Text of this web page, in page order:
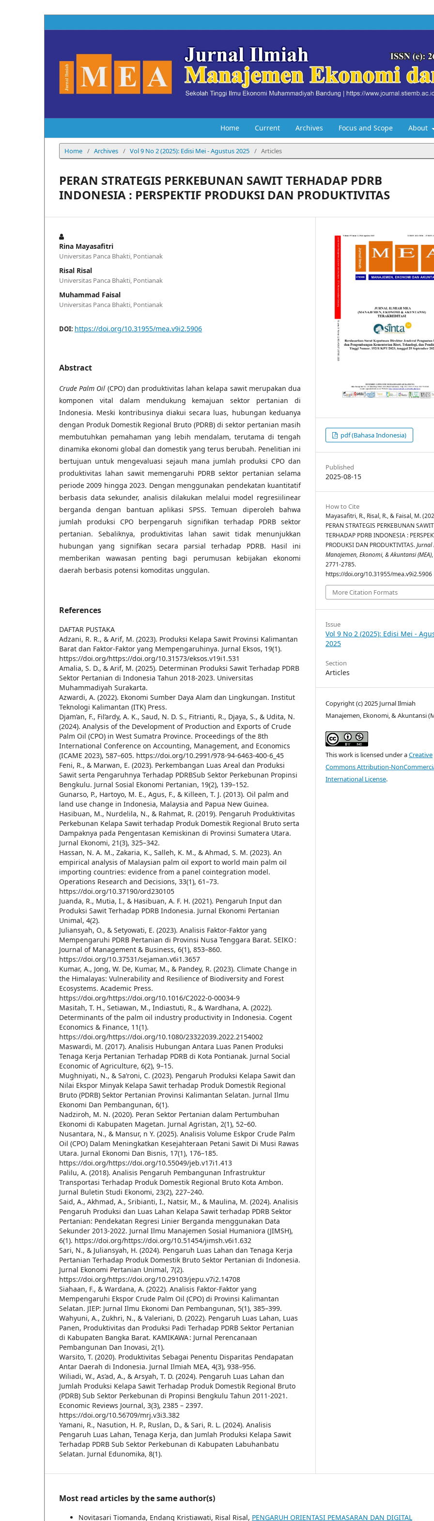
Home Current Archives Focus and Scope About
Home / Archives / Vol 9 No 2 (2025): Edisi Mei - Agustus 2025 / Articles
PERAN STRATEGIS PERKEBUNAN SAWIT TERHADAP PDRB
INDONESIA : PERSPEKTIF PRODUKSI DAN PRODUKTIVITAS
Rina Mayasafitri
Universitas Panca Bhakti, Pontianak
Risal Risal
Universitas Panca Bhakti, Pontianak
Muhammad Faisal
Universitas Panca Bhakti, Pontianak
DOI: https://doi.org/10.31955/mea.v9i2.5906
Abstract
Crude Palm Oil (CPO) dan produktivitas lahan kelapa sawit merupakan dua
komponen vital dalam mendukung kemajuan sektor pertanian di
Indonesia. Meski kontribusinya diakui secara luas, hubungan keduanya
dengan Produk Domestik Regional Bruto (PDRB) di sektor pertanian masih
membutuhkan pemahaman yang lebih mendalam, terutama di tengah
dinamika ekonomi global dan domestik yang terus berubah. Penelitian ini
bertujuan untuk mengevaluasi sejauh mana jumlah produksi CPO dan
produktivitas lahan sawit memengaruhi PDRB sektor pertanian selama
periode 2009 hingga 2023. Dengan menggunakan pendekatan kuantitatif
berbasis data sekunder, analisis dilakukan melalui model regresiilinear
berganda dengan bantuan aplikasi SPSS. Temuan diperoleh bahwa
jumlah produksi CPO berpengaruh signifikan terhadap PDRB sektor
pertanian. Sebaliknya, produktivitas lahan sawit tidak menunjukkan
hubungan yang signifikan secara parsial terhadap PDRB. Hasil ini
memberikan wawasan penting bagi perumusan kebijakan ekonomi
daerah berbasis potensi komoditas unggulan.
References
DAFTAR PUSTAKA
Adzani, R. R., & Arif, M. (2023). Produksi Kelapa Sawit Provinsi Kalimantan
Barat dan Faktor-Faktor yang Mempengaruhinya. Jurnal Eksos, 19(1).
https://doi.org/https://doi.org/10.31573/eksos.v19i1.531
Amalia, S. D., & Arif, M. (2025). Determinan Produksi Sawit Terhadap PDRB
Sektor Pertanian di Indonesia Tahun 2018-2023. Universitas
Muhammadiyah Surakarta.
Azwardi, A. (2022). Ekonomi Sumber Daya Alam dan Lingkungan. Institut
Teknologi Kalimantan (ITK) Press.
Djam’an, F., Fil’ardy, A. K., Saud, N. D. S., Fitrianti, R., Djaya, S., & Udita, N.
(2024). Analysis of the Development of Production and Exports of Crude
Palm Oil (CPO) in West Sumatra Province. Proceedings of the 8th
International Conference on Accounting, Management, and Economics
(ICAME 2023), 587–605. https://doi.org/10.2991/978-94-6463-400-6_45
Feni, R., & Marwan, E. (2023). Perkembangan Luas Areal dan Produksi
Sawit serta Pengaruhnya Terhadap PDRBSub Sektor Perkebunan Propinsi
Bengkulu. Jurnal Sosial Ekonomi Pertanian, 19(2), 139–152.
Gunarso, P., Hartoyo, M. E., Agus, F., & Killeen, T. J. (2013). Oil palm and
land use change in Indonesia, Malaysia and Papua New Guinea.
Hasibuan, M., Nurdelila, N., & Rahmat, R. (2019). Pengaruh Produktivitas
Perkebunan Kelapa Sawit terhadap Produk Domestik Regional Bruto serta
Dampaknya pada Pengentasan Kemiskinan di Provinsi Sumatera Utara.
Jurnal Ekonomi, 21(3), 325–342.
Hassan, N. A. M., Zakaria, K., Salleh, K. M., & Ahmad, S. M. (2023). An
empirical analysis of Malaysian palm oil export to world main palm oil
importing countries: evidence from a panel cointegration model.
Operations Research and Decisions, 33(1), 61–73.
https://doi.org/10.37190/ord230105
Juanda, R., Mutia, I., & Hasibuan, A. F. H. (2021). Pengaruh Input dan
Produksi Sawit Terhadap PDRB Indonesia. Jurnal Ekonomi Pertanian
Unimal, 4(2).
Juliansyah, O., & Setyowati, E. (2023). Analisis Faktor-Faktor yang
Mempengaruhi PDRB Pertanian di Provinsi Nusa Tenggara Barat. SEIKO :
Journal of Management & Business, 6(1), 853–860.
https://doi.org/10.37531/sejaman.v6i1.3657
Kumar, A., Jong, W. De, Kumar, M., & Pandey, R. (2023). Climate Change in
the Himalayas: Vulnerability and Resilience of Biodiversity and Forest
Ecosystems. Academic Press.
https://doi.org/https://doi.org/10.1016/C2022-0-00034-9
Masitah, T. H., Setiawan, M., Indiastuti, R., & Wardhana, A. (2022).
Determinants of the palm oil industry productivity in Indonesia. Cogent
Economics & Finance, 11(1).
https://doi.org/https://doi.org/10.1080/23322039.2022.2154002
Maswardi, M. (2017). Analisis Hubungan Antara Luas Panen Produksi
Tenaga Kerja Pertanian Terhadap PDRB di Kota Pontianak. Jurnal Social
Economic of Agriculture, 6(2), 9–15.
Mughniyati, N., & Sa’roni, C. (2023). Pengaruh Produksi Kelapa Sawit dan
Nilai Ekspor Minyak Kelapa Sawit terhadap Produk Domestik Regional
Bruto (PDRB) Sektor Pertanian Provinsi Kalimantan Selatan. Jurnal Ilmu
Ekonomi Dan Pembangunan, 6(1).
Nadziroh, M. N. (2020). Peran Sektor Pertanian dalam Pertumbuhan
Ekonomi di Kabupaten Magetan. Jurnal Agristan, 2(1), 52–60.
Nusantara, N., & Mansur, n Y. (2025). Analisis Volume Eskpor Crude Palm
Oil (CPO) Dalam Meningkatkan Kesejahteraan Petani Sawit Di Musi Rawas
Utara. Jurnal Ekonomi Dan Bisnis, 17(1), 176–185.
https://doi.org/https://doi.org/10.55049/jeb.v17i1.413
Palilu, A. (2018). Analisis Pengaruh Pembangunan Infrastruktur
Transportasi Terhadap Produk Domestik Regional Bruto Kota Ambon.
Jurnal Buletin Studi Ekonomi, 23(2), 227–240.
Said, A., Akhmad, A., Sribianti, I., Natsir, M., & Maulina, M. (2024). Analisis
Pengaruh Produksi dan Luas Lahan Kelapa Sawit terhadap PDRB Sektor
Pertanian: Pendekatan Regresi Linier Berganda menggunakan Data
Sekunder 2013-2022. Jurnal Ilmu Manajemen Sosial Humaniora (JIMSH),
6(1). https://doi.org/https://doi.org/10.51454/jimsh.v6i1.632
Sari, N., & Juliansyah, H. (2024). Pengaruh Luas Lahan dan Tenaga Kerja
Pertanian Terhadap Produk Domestik Bruto Sektor Pertanian di Indonesia.
Jurnal Ekonomi Pertanian Unimal, 7(2).
https://doi.org/https://doi.org/10.29103/jepu.v7i2.14708
Siahaan, F., & Wardana, A. (2022). Analisis Faktor-Faktor yang
Mempengaruhi Ekspor Crude Palm Oil (CPO) di Provinsi Kalimantan
Selatan. JIEP: Jurnal Ilmu Ekonomi Dan Pembangunan, 5(1), 385–399.
Wahyuni, A., Zukhri, N., & Valeriani, D. (2022). Pengaruh Luas Lahan, Luas
Panen, Produktivitas dan Produksi Padi Terhadap PDRB Sektor Pertanian
di Kabupaten Bangka Barat. KAMIKAWA : Jurnal Perencanaan
Pembangunan Dan Inovasi, 2(1).
Warsito, T. (2020). Produktivitas Sebagai Penentu Disparitas Pendapatan
Antar Daerah di Indonesia. Jurnal Ilmiah MEA, 4(3), 938–956.
Wiliadi, W., As’ad, A., & Arsyah, T. D. (2024). Pengaruh Luas Lahan dan
Jumlah Produksi Kelapa Sawit Terhadap Produk Domestik Regional Bruto
(PDRB) Sub Sektor Perkebunan di Propinsi Bengkulu Tahun 2011-2021.
Economic Reviews Journal, 3(3), 2385 – 2397.
https://doi.org/10.56709/mrj.v3i3.382
Yamani, R., Nasution, H. P., Ruslan, D., & Sari, R. L. (2024). Analisis
Pengaruh Luas Lahan, Tenaga Kerja, dan Jumlah Produksi Kelapa Sawit
Terhadap PDRB Sub Sektor Perkebunan di Kabupaten Labuhanbatu
Selatan. Jurnal Edunomika, 8(1).
pdf (Bahasa Indonesia)
Published
2025-08-15
How to Cite
Mayasafitri, R., Risal, R., & Faisal, M.
PERAN STRATEGIS PERKEBUNAN SAWIT
TERHADAP PDRB INDONESIA :
PRODUKSI DAN PRODUKTIVITAS.
Manajemen, Ekonomi, & Akuntansi (MEA),
2771-2785.
https://doi.org/10.31955/mea.v9i2.5906
More Citation Formats
Issue
Vol 9 No 2 (2025): Edisi Mei -
2025
Section
Articles
Copyright (c) 2025 Jurnal Ilmiah
Manajemen, Ekonomi, & Akuntansi
This work is licensed under aCreative
Commons Attribution-
International License.
Most read articles by the same author(s)
Novitasari Tiomanda, Endang Kristiawati, Risal Risal, PENGARUH ORIENTASI PEMASARAN DAN DIGITAL